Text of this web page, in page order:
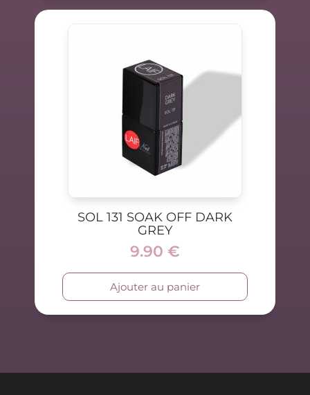
SOL 131 SOAK OFF DARK
GREY
9.90 €
Ajouter au panier